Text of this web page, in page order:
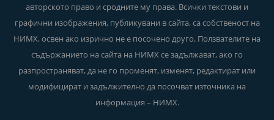
авторското право и сродните му права. Всички текстови и
графични изображения, публикувани в сайта, са собственост на
НИМХ, освен ако изрично не е посочено друго. Ползвателите на
съдържанието на сайта на НИМХ се задължават, ако го
разпространяват, да не го променят, изменят, редактират или
модифицират и задължително да посочват източника на
информация – НИМХ.